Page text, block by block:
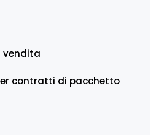
vendita
contratti di pacchetto